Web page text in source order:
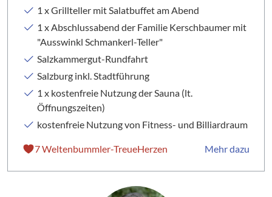
1 x Grillteller mit Salatbuffet am Abend
1 x Abschlussabend der Familie Kerschbaumer mit
"Ausswinkl Schmankerl-Teller"
Salzkammergut-Rundfahrt
Salzburg inkl. Stadtführung
1 x kostenfreie Nutzung der Sauna (lt.
Öffnungszeiten)
kostenfreie Nutzung von Fitness- und Billiardraum
7 Weltenbummler-TreueHerzen Mehr dazu